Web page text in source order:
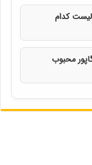
لیست کدام
محبوب